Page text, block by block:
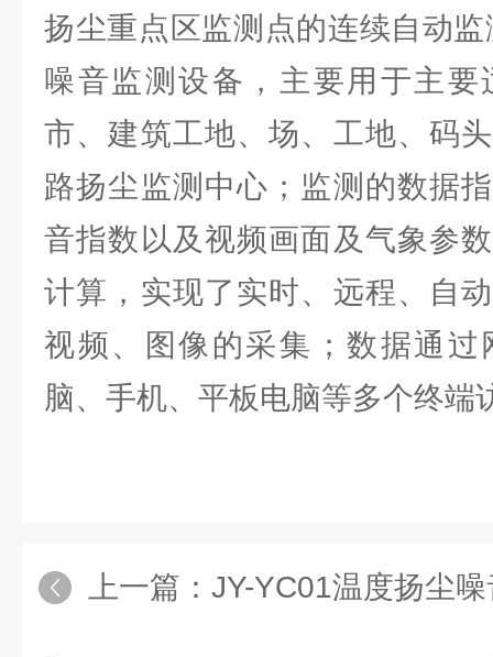
扬尘重点区监测点的连续自动
噪音监测设备，主要用于主
市、建筑工地、场、工地、码
路扬尘监测中心；监测的数据
音指数以及视频画面及气象参
计算，实现了实时、远程、自
视频、图像的采集；数据通过
脑、手机、平板电脑等多个终端
上一篇： JY-YC01温度扬尘